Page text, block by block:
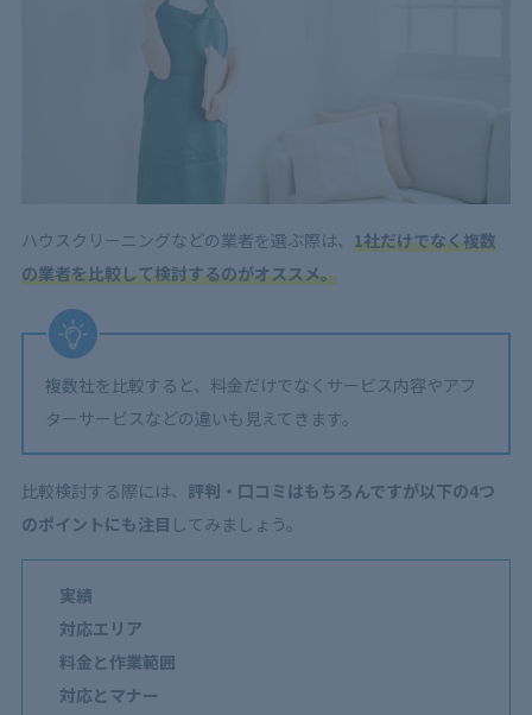
ハウスクリーニングなどの業者を選ぶ際は、 1社だけでなく複数
の業者を比較して検討するのがオススメ。
複数社を比較すると、料金だけでなくサービス内容やアフ
ターサービスなどの違いも見えてきます。
比較検討する際には、 評判・口コミはもちろんですが以下の4つ
のポイントにも注目 してみましょう。
実績
対応エリア
料金と作業範囲
対応とマナー